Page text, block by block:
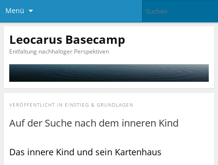
Menü
Leocarus Basecamp
Entfaltung nachhaltiger Perspektiven
VERÖFFENTLICHT IN EINSTIEG & GRUNDLAGEN
Auf der Suche nach dem inneren Kind
Das innere Kind und sein Kartenhaus